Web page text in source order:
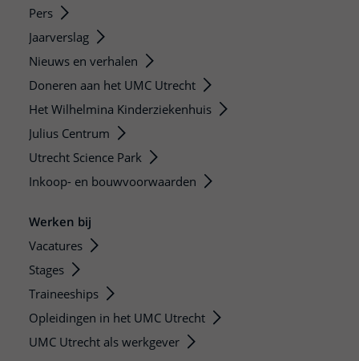
Pers
Jaarverslag
Nieuws en verhalen
Doneren aan het UMC Utrecht
Het Wilhelmina Kinderziekenhuis
Julius Centrum
Utrecht Science Park
Inkoop- en bouwvoorwaarden
Werken bij
Vacatures
Stages
Traineeships
Opleidingen in het UMC Utrecht
UMC Utrecht als werkgever